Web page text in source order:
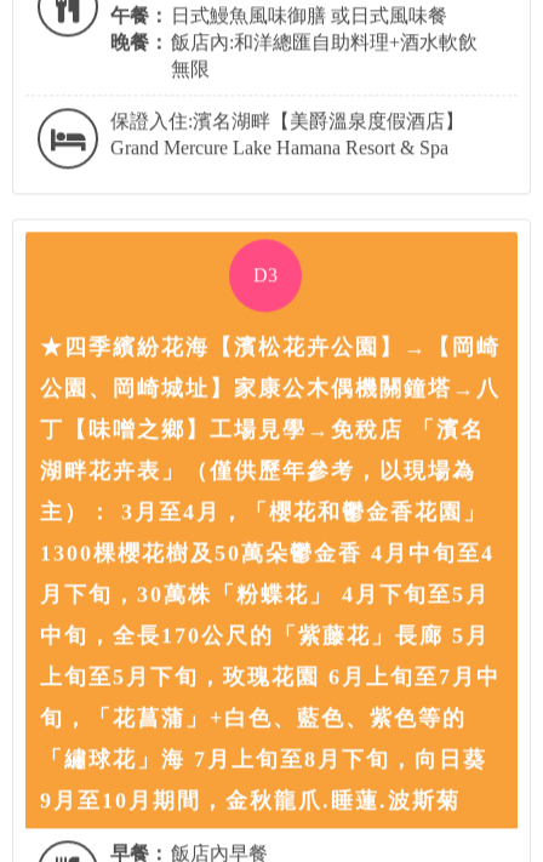
午餐： 日式鰻魚風味御膳 或日式風味餐
晚餐： 飯店內:和洋總匯自助料理+酒水軟飲
無限
保證入住:濱名湖畔【美爵溫泉度假酒店】
Grand Mercure Lake Hamana Resort & Spa
D3
★四季繽紛花海【濱松花卉公園】→【岡崎
公園、岡崎城址】家康公木偶機關鐘塔→八
丁【味噌之鄉】工場見學→免稅店 「濱名
湖畔花卉表」（僅供歷年參考，以現場為
主）： 3月至4月，「櫻花和鬱金香花園」
1300棵櫻花樹及50萬朵鬱金香 4月中旬至4
月下旬，30萬株「粉蝶花」 4月下旬至5月
中旬，全長170公尺的「紫藤花」長廊 5月
上旬至5月下旬，玫瑰花園 6月上旬至7月中
旬，「花菖蒲」+白色、藍色、紫色等的
「繡球花」海 7月上旬至8月下旬，向日葵
9月至10月期間，金秋龍爪.睡蓮.波斯菊
早餐： 飯店內早餐